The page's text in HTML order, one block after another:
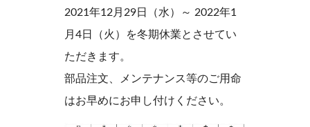
2021年12月29日（水）～ 2022年1
月4日（火）を冬期休業とさせてい
ただきます。
部品注文、メンテナンス等のご用命
はお早めにお申し付けください。